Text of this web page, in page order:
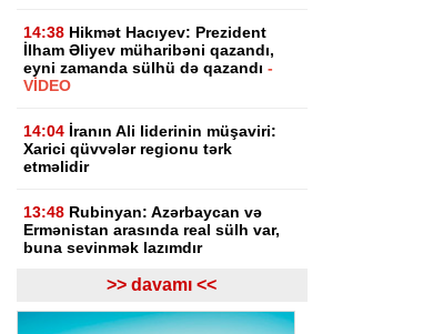
14:38 Hikmət Hacıyev: Prezident
İlham Əliyev müharibəni qazandı,
eyni zamanda sülhü də qazandı-
VİDEO
14:04 İranın Ali liderinin müşaviri:
Xarici qüvvələr regionu tərk
etməlidir
13:48 Rubinyan: Azərbaycan və
Ermənistan arasında real sülh var,
buna sevinmək lazımdır
Gürcüstan hakimiyyəti Rusiya
ilə müharibənin başlamasında
Saakaşvilini günahlandırıb
>> davamı <<